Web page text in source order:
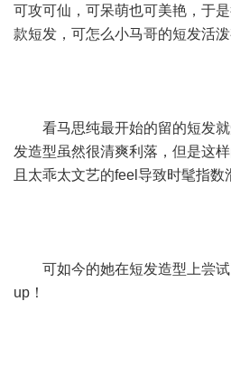
可攻可仙，可呆萌也可美艳，于
款短发，可怎么小马哥的短发活
看马思纯最开始的留的短发
发造型虽然很清爽利落，但是这
且太乖太文艺的feel导致时髦指数
可如今的她在短发造型上尝
up！